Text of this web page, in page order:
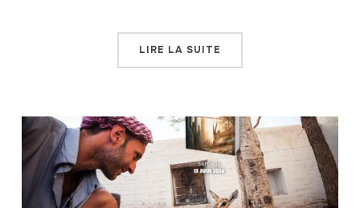
LIRE LA SUITE